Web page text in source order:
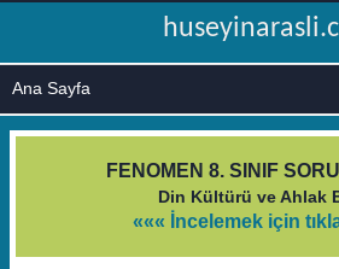
FENOMEN 8. SINIF
Din Kültürü ve Ahlak
««« İncelemek için